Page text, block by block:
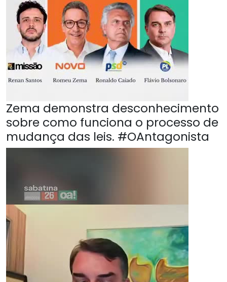
Zema demonstra desconhecimento
sobre como funciona o processo de
mudança das leis. #OAntagonista